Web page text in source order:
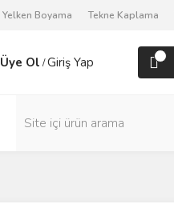
Yelken Boyama Tekne Kaplama
Üye Ol /Giriş Yap